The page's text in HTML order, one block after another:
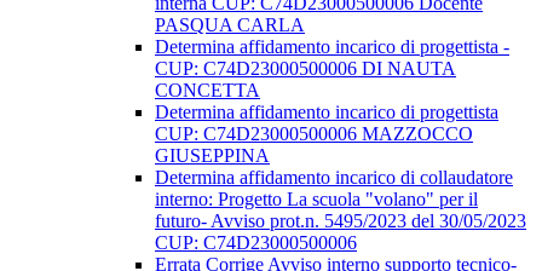
PASQUA CARLA
Determina affidamento incarico di progettista -
CUP: C74D23000500006 DI NAUTA
CONCETTA
Determina affidamento incarico di progettista
CUP: C74D23000500006 MAZZOCCO
GIUSEPPINA
Determina affidamento incarico di collaudatore
interno: Progetto La scuola "volano" per il
futuro- Avviso prot.n. 5495/2023 del 30/05/2023
CUP: C74D23000500006
Errata Corrige Avviso interno supporto tecnico-